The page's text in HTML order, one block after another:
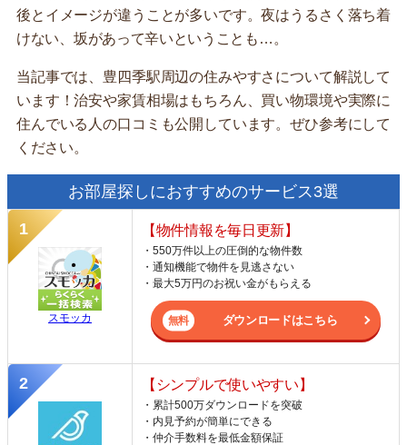
後とイメージが違うことが多いです。夜はうるさく落ち着
けない、坂があって辛いということも…。
当記事では、豊四季駅周辺の住みやすさについて解説して
います！治安や家賃相場はもちろん、買い物環境や実際に
住んでいる人の口コミも公開しています。ぜひ参考にして
ください。
お部屋探しにおすすめのサービス3選
スモッカ
【物件情報を毎日更新】
・550万件以上の圧倒的な物件数
・通知機能で物件を見逃さない
・最大5万円のお祝い金がもらえる
ダウンロードはこちら
【シンプルで使いやすい】
・累計500万ダウンロードを突破
・内見予約が簡単にできる
・仲介手数料を最低金額保証